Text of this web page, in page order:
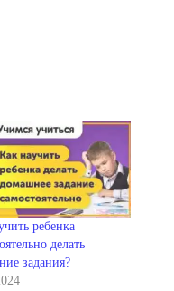
ребенка
делать
задания?